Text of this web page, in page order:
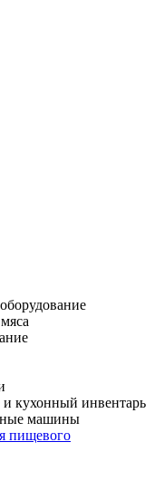
и кухонный инвентарь
машины
пищевого